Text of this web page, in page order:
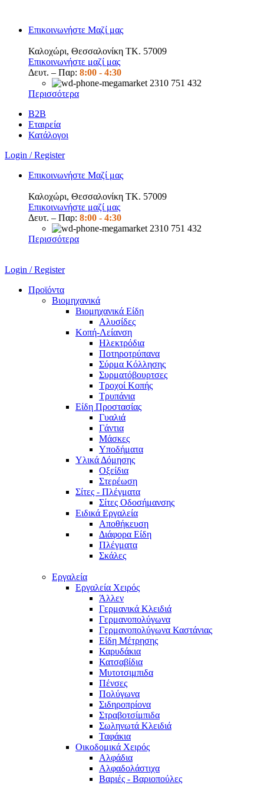
Επικοινωνήστε Μαζί μας
Καλοχώρι, Θεσσαλονίκη TK. 57009
Επικοινωνήστε μαζί μας
Δευτ. – Παρ: 8:00 - 4:30
2310 751 432
Περισσότερα
B2B
Εταιρεία
Κατάλογοι
Login / Register
Επικοινωνήστε Μαζί μας
Καλοχώρι, Θεσσαλονίκη TK. 57009
Επικοινωνήστε μαζί μας
Δευτ. – Παρ: 8:00 - 4:30
2310 751 432
Περισσότερα
Login / Register
Προϊόντα
Βιομηχανικά
Βιομηχανικά Είδη
Αλυσίδες
Κοπή-Λείανση
Ηλεκτρόδια
Ποτηροτρύπανα
Σύρμα Κόλλησης
Συρματόβουρτσες
Τροχοί Κοπής
Τρυπάνια
Είδη Προστασίας
Γυαλιά
Γάντια
Μάσκες
Υποδήματα
Υλικά Δόμησης
Οξείδια
Στερέωση
Σίτες - Πλέγματα
Σίτες Οδοσήμανσης
Ειδικά Εργαλεία
Αποθήκευση
Διάφορα Είδη
Πλέγματα
Σκάλες
Εργαλεία
Εργαλεία Χειρός
Άλλεν
Γερμανικά Κλειδιά
Γερμανοπολύγωνα
Γερμανοπολύγωνα Καστάνιας
Είδη Μέτρησης
Καρυδάκια
Κατσαβίδια
Μυτοτσιμπιδα
Πένσες
Πολύγωνα
Σιδηροπρίονα
Στραβοτσίμπιδα
Σωληνωτά Κλειδιά
Ταφάκια
Οικοδομικά Χειρός
Αλφάδια
Αλφαδολάστιχα
Βαριές - Βαριοπούλες